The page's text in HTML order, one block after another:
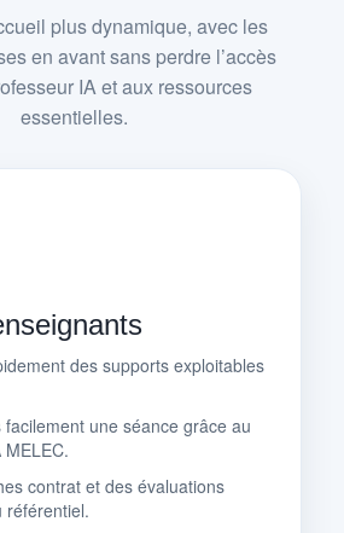
plus dynamique, avec les
en avant sans perdre l’accès
IA et aux ressources
essentielles.
des supports exploitables
facilement une séance grâce au
contrat et des évaluations
référentiel.